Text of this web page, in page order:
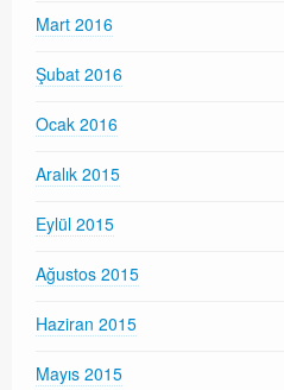
Mart 2016
Şubat 2016
Ocak 2016
Aralık 2015
Eylül 2015
Ağustos 2015
Haziran 2015
Mayıs 2015